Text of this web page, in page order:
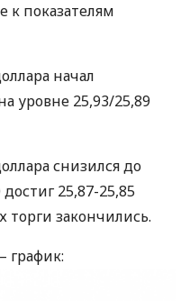
к показателям
начал
уровне 25,93/25,89
снизился до
достиг 25,87-25,85
торги закончились.
график: